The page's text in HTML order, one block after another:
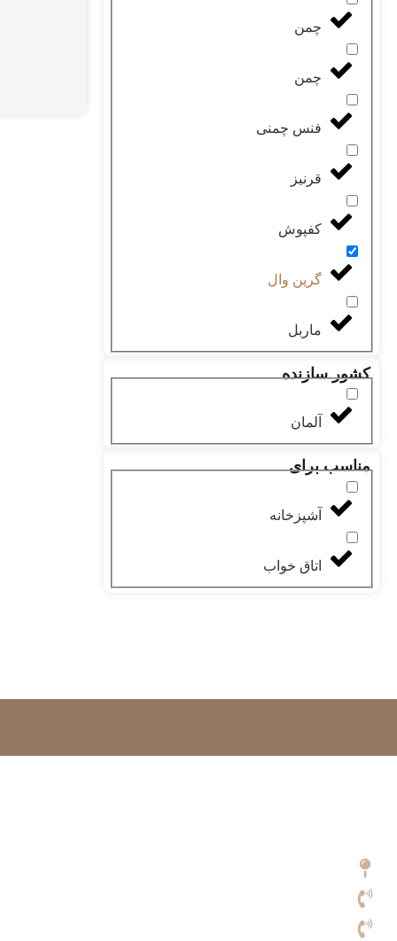
چمن
چمن
فنس چمنی
قرنیز
کفپوش
گرین وال
ماربل
کشور سازنده
آلمان
مناسب برای
آشپزخانه
اتاق خواب